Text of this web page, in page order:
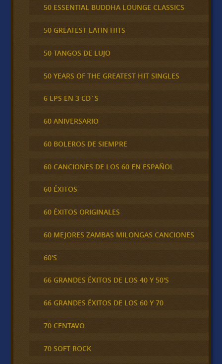
50 ESSENTIAL BUDDHA LOUNGE CLASSICS
50 GREATEST LATIN HITS
50 TANGOS DE LUJO
50 YEARS OF THE GREATEST HIT SINGLES
6 LPS EN 3 CD´S
60 ANIVERSARIO
60 BOLEROS DE SIEMPRE
60 CANCIONES DE LOS 60 EN ESPAÑOL
60 ÉXITOS
60 ÉXITOS ORIGINALES
60 MEJORES ZAMBAS MILONGAS CANCIONES
60'S
66 GRANDES ÉXITOS DE LOS 40 Y 50'S
66 GRANDES ÉXITOS DE LOS 60 Y 70
70 CENTAVO
70 SOFT ROCK